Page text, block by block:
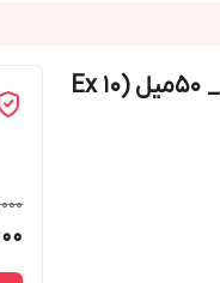
کرم صورت اپتی اپتیمالز ایج ریویو ریچ 47683 _ 50میل (Ex 10